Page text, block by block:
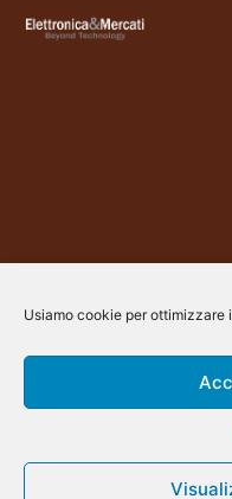
Usiamo cookie per ottimizzare
@ArsCommunication 2023